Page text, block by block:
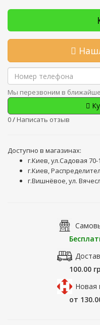
Мы перезвоним в
0/ Написать отзыв
Доступно в магазинах:
г.Киев, ул.Садовая
г.Киев,
г.Вишнёвое, ул.
100.00
Новая
от